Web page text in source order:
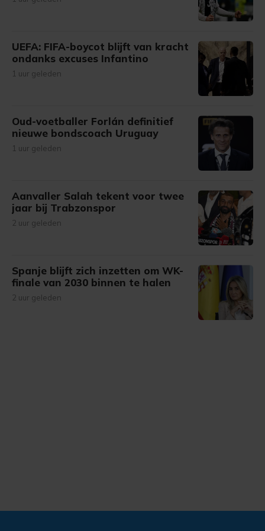
UEFA: FIFA-boycot blijft van kracht
ondanks excuses Infantino
1 uur geleden
Oud-voetballer Forlán definitief
nieuwe bondscoach Uruguay
1 uur geleden
Aanvaller Salah tekent voor twee
jaar bij Trabzonspor
2 uur geleden
Spanje blijft zich inzetten om WK-
finale van 2030 binnen te halen
2 uur geleden